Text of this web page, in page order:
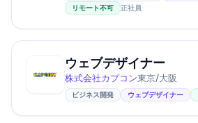
リモート不可
正社員
ウェブデザイナー
株式会社カプコン東京/大阪
ビジネス開発 ウェブデザイナー